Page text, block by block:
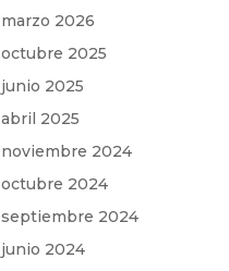
marzo 2026
octubre 2025
junio 2025
abril 2025
noviembre 2024
octubre 2024
septiembre 2024
junio 2024